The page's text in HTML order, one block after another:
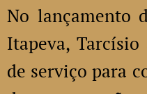
No lançamento
Itapeva,
de serviço para